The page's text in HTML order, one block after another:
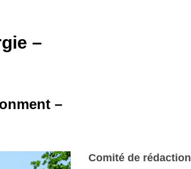
–
–
Comité de rédaction